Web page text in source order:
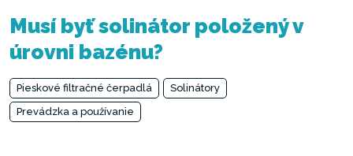
Musí byť solinátor položený v
úrovni bazénu?
Pieskové filtračné čerpadlá
Solinátory
Prevádzka a používanie